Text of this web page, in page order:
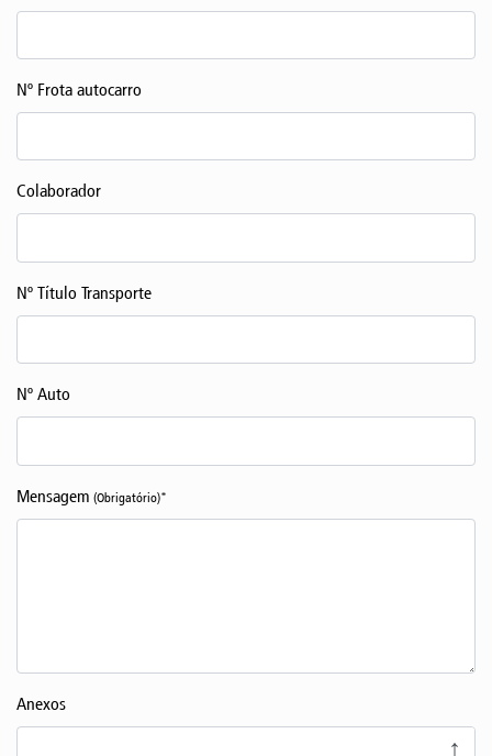
Nº Frota autocarro
Colaborador
Nº Título Transporte
Nº Auto
Mensagem (Obrigatório)*
Anexos
↑